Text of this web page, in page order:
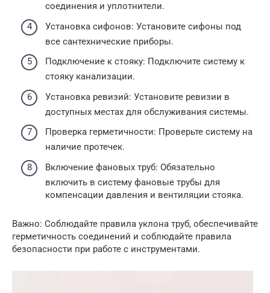
соединения и уплотнители.
Установка сифонов: Установите сифоны под
все сантехнические приборы.
Подключение к стояку: Подключите систему к
стояку канализации.
Установка ревизий: Установите ревизии в
доступных местах для обслуживания системы.
Проверка герметичности: Проверьте систему на
наличие протечек.
Включение фановых труб: Обязательно
включить в систему фановые трубы для
компенсации давления и вентиляции стояка.
Важно: Соблюдайте правила уклона труб, обеспечивайте
герметичность соединений и соблюдайте правила
безопасности при работе с инструментами.